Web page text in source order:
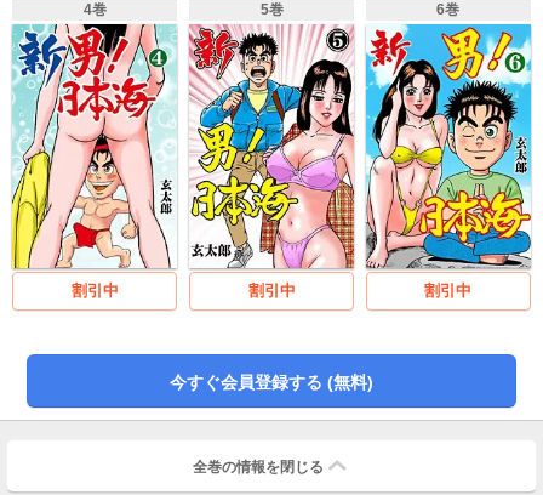
4巻
割引中
5巻
割引中
6巻
割引中
今すぐ会員登録する (無料)
全巻の情報を 閉じる